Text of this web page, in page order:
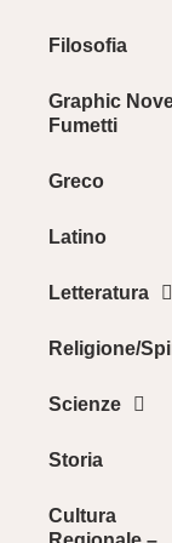
Filosofia
Graphic
Fumetti
Greco
Latino
Letteratura
Religione/
Scienze
Storia
Cultura